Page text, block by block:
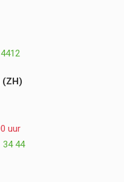
(ZH)
uur
34 44